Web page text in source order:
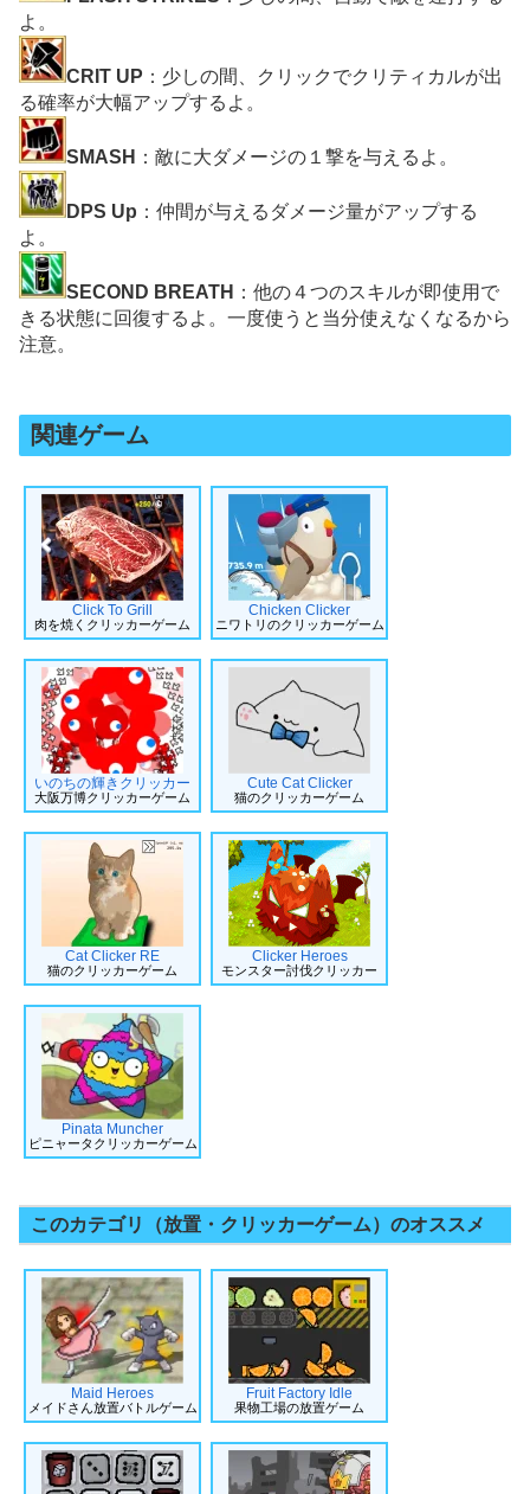
よ。
CRIT UP ：少しの間、クリックでクリティカルが出
る確率が大幅アップするよ。
SMASH ：敵に大ダメージの１撃を与えるよ。
DPS Up ：仲間が与えるダメージ量がアップする
よ。
SECOND BREATH ：他の４つのスキルが即使用で
きる状態に回復するよ。一度使うと当分使えなくなるから
注意。
関連ゲーム
Click To Grill
肉を焼くクリッカーゲーム
Chicken Clicker
ニワトリのクリッカーゲーム
いのちの輝きクリッカー
大阪万博クリッカーゲーム
Cute Cat Clicker
猫のクリッカーゲーム
Cat Clicker RE
猫のクリッカーゲーム
Clicker Heroes
モンスター討伐クリッカー
Pinata Muncher
ピニャータクリッカーゲーム
このカテゴリ（放置・クリッカーゲーム）のオススメ
Maid Heroes
メイドさん放置バトルゲーム
Fruit Factory Idle
果物工場の放置ゲーム